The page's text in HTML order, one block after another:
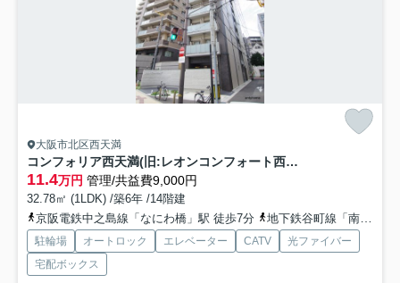
大阪市北区西天満
コンフォリア西天満(旧:レオンコンフォート西天満) 仲介手数料無料
11.4万円 管理/共益費9,000円
32.78㎡ (1LDK) /築6年 /14階建
京阪電鉄中之島線「なにわ橋」駅 徒歩7分
地下鉄谷町線「南森町」駅 徒歩8分
駐輪場 オートロック エレベーター CATV
光ファイバー
宅配ボックス